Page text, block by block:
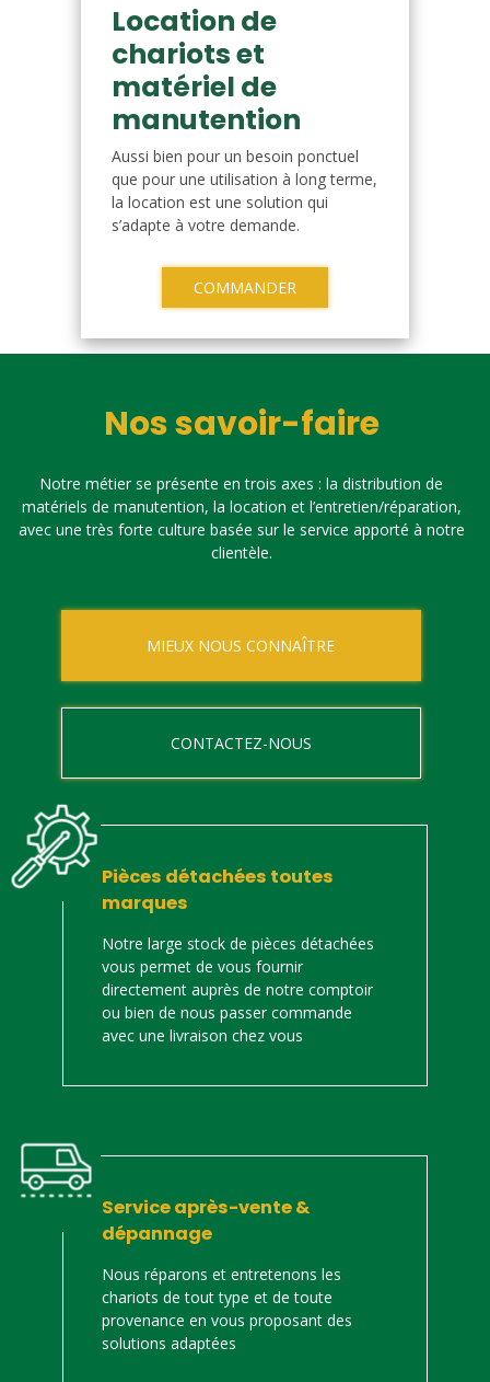
Location de
chariots et
matériel de
manutention
Aussi bien pour un besoin ponctuel
que pour une utilisation à long terme,
la location est une solution qui
s’adapte à votre demande.
COMMANDER
Nos savoir-faire
Notre métier se présente en trois axes : la distribution de
matériels de manutention, la location et l’entretien/réparation,
avec une très forte culture basée sur le service apporté à notre
clientèle.
MIEUX NOUS CONNAÎTRE
CONTACTEZ-NOUS
Pièces détachées toutes
marques
Notre large stock de pièces détachées
vous permet de vous fournir
directement auprès de notre comptoir
ou bien de nous passer commande
avec une livraison chez vous
Service après-vente &
dépannage
Nous réparons et entretenons les
chariots de tout type et de toute
provenance en vous proposant des
solutions adaptées